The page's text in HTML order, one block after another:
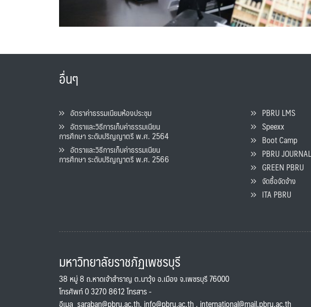
อื่นๆ
อัตราค่าธรรมเนียมห้องประชุม
อัตราและวิธีการเก็บค่าธรรมเนียน
การศึกษา ระดับปริญญาตรี พ.ศ. 2564
อัตราและวิธีการเก็บค่าธรรมเนียน
การศึกษา ระดับปริญญาตรี พ.ศ. 2566
PBRU LMS
Speexx
Boot Camp
PBRU JOURNAL
GREEN PBRU
จัดซื้อจัดจ้าง
ITA PBRU
มหาวิทยาลัยราชภัฏเพชรบุรี
38 หมู่ 8 ถ.หาดเจ้าสำราญ ต.นาวุ้ง อ.เมือง จ.เพชรบุรี 76000
โทรศัพท์ 0 3270 8612 โทรสาร -
อีเมล saraban@pbru.ac.th, info@pbru.ac.th , international@mail.pbru.ac.th